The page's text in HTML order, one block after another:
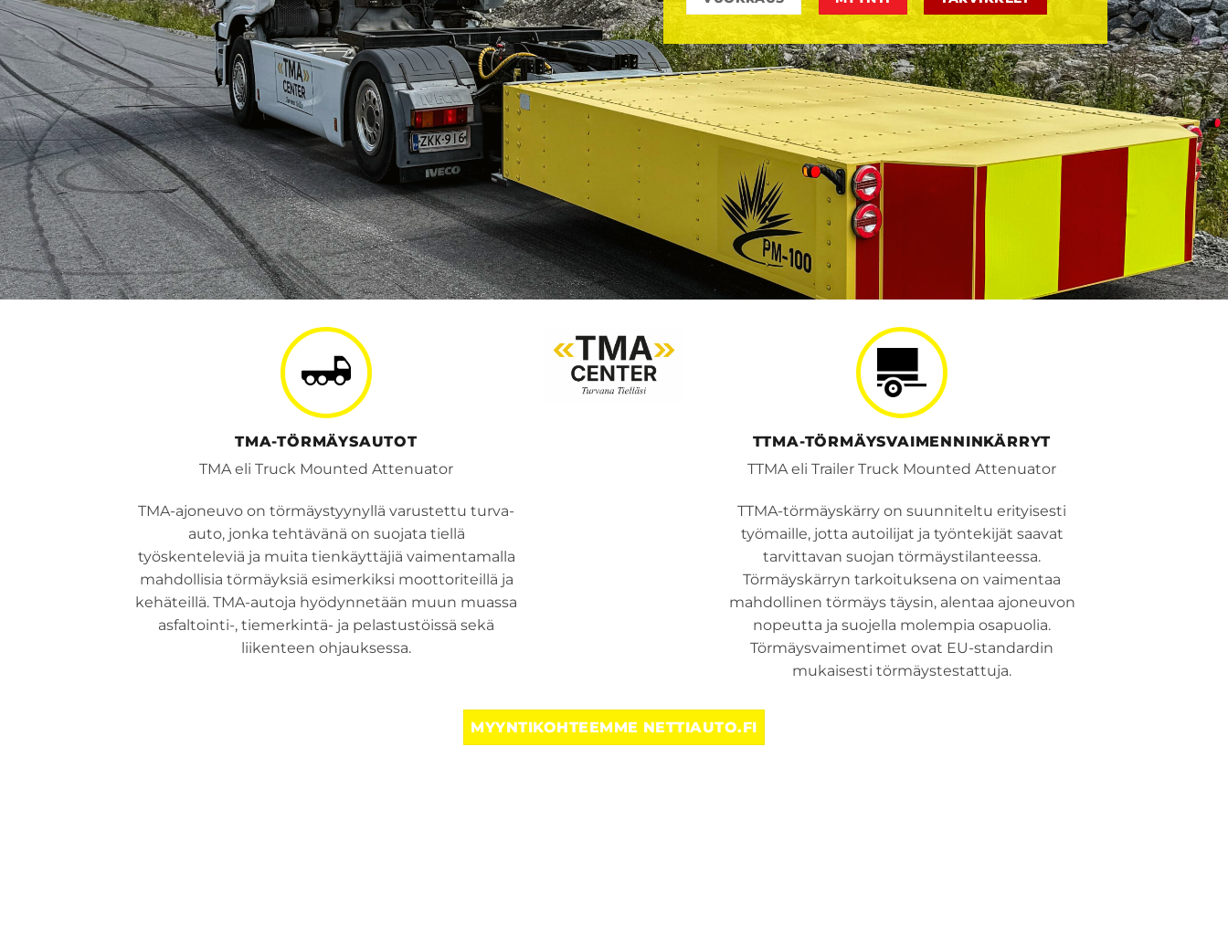
TMA-TÖRMÄYSAUTOT
TMA eli Truck Mounted Attenuator
TMA-ajoneuvo on törmäystyynyllä varustettu turva-
auto, jonka tehtävänä on suojata tiellä
työskenteleviä ja muita tienkäyttäjiä vaimentamalla
mahdollisia törmäyksiä esimerkiksi moottoriteillä ja
kehäteillä. TMA-autoja hyödynnetään muun muassa
asfaltointi-, tiemerkintä- ja pelastustöissä sekä
liikenteen ohjauksessa.
TTMA-TÖRMÄYSVAIMENNINKÄRRYT
TTMA eli Trailer Truck Mounted Attenuator
TTMA-törmäyskärry on suunniteltu erityisesti
työmaille, jotta autoilijat ja työntekijät saavat
tarvittavan suojan törmäystilanteessa.
Törmäyskärryn tarkoituksena on vaimentaa
mahdollinen törmäys täysin, alentaa ajoneuvon
nopeutta ja suojella molempia osapuolia.
Törmäysvaimentimet ovat EU-standardin
mukaisesti törmäystestattuja.
MYYNTIKOHTEEMME NETTIAUTO.FI